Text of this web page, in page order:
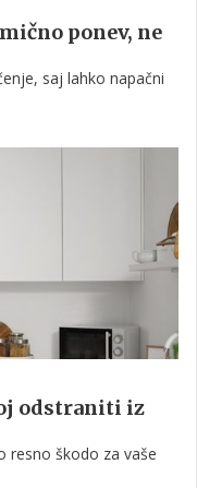
ponev, ne
saj lahko napačni
odstraniti iz
resno škodo za vaše